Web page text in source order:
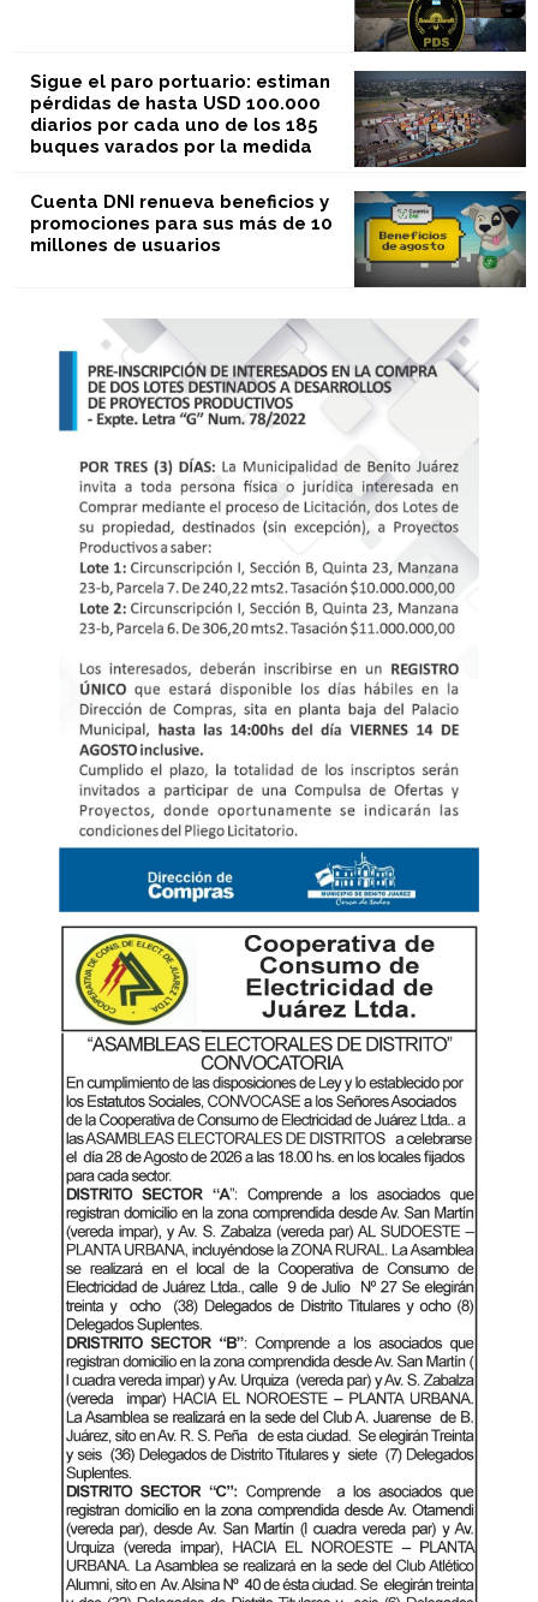
Sigue el paro portuario: estiman
pérdidas de hasta USD 100.000
diarios por cada uno de los 185
buques varados por la medida
Cuenta DNI renueva beneficios y
promociones para sus más de 10
millones de usuarios